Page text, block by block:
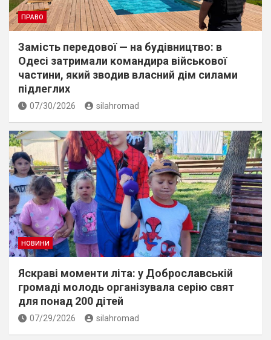
ПРАВО
Замість передової — на будівництво: в
Одесі затримали командира військової
частини, який зводив власний дім силами
підлеглих
07/30/2026 silahromad
НОВИНИ
Яскраві моменти літа: у Доброславській
громаді молодь організувала серію свят
для понад 200 дітей
07/29/2026 silahromad